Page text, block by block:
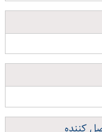
کننده